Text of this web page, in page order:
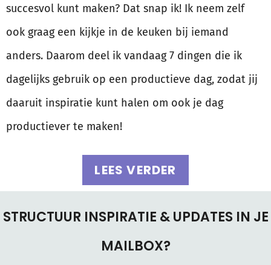
succesvol kunt maken? Dat snap ik! Ik neem zelf
ook graag een kijkje in de keuken bij iemand
anders. Daarom deel ik vandaag 7 dingen die ik
dagelijks gebruik op een productieve dag, zodat jij
daaruit inspiratie kunt halen om ook je dag
productiever te maken!
LEES VERDER
STRUCTUUR INSPIRATIE & UPDATES IN JE
MAILBOX?